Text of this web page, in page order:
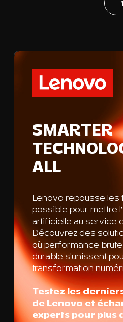
SMARTER
ALL
Lenovo repousse les
possible pour mettre
artificielle au service
Découvrez des
où performance
durable s'unissent
transformation
Testez les
de Lenovo et
experts pour plus